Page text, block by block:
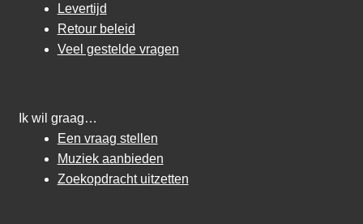
Levertijd
Retour beleid
Veel gestelde vragen
Ik wil graag…
Een vraag stellen
Muziek aanbieden
Zoekopdracht uitzetten